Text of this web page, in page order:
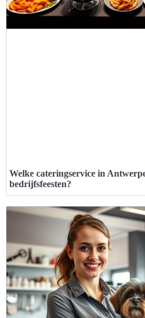
Welke cateringservice in
bedrijfsfeesten?